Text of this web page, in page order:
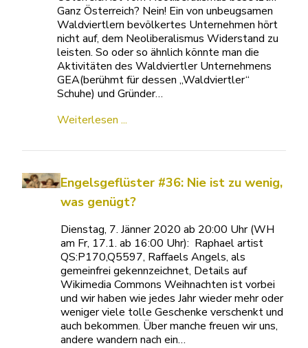
Ganz Österreich? Nein! Ein von unbeugsamen
Waldviertlern bevölkertes Unternehmen hört
nicht auf, dem Neoliberalismus Widerstand zu
leisten. So oder so ähnlich könnte man die
Aktivitäten des Waldviertler Unternehmens
GEA(berühmt für dessen „Waldviertler“
Schuhe) und Gründer…
Weiterlesen ...
Engelsgeflüster #36: Nie ist zu wenig,
was genügt?
Dienstag, 7. Jänner 2020 ab 20:00 Uhr (WH
am Fr, 17.1. ab 16:00 Uhr): Raphael artist
QS:P170,Q5597, Raffaels Angels, als
gemeinfrei gekennzeichnet, Details auf
Wikimedia Commons Weihnachten ist vorbei
und wir haben wie jedes Jahr wieder mehr oder
weniger viele tolle Geschenke verschenkt und
auch bekommen. Über manche freuen wir uns,
andere wandern nach ein…